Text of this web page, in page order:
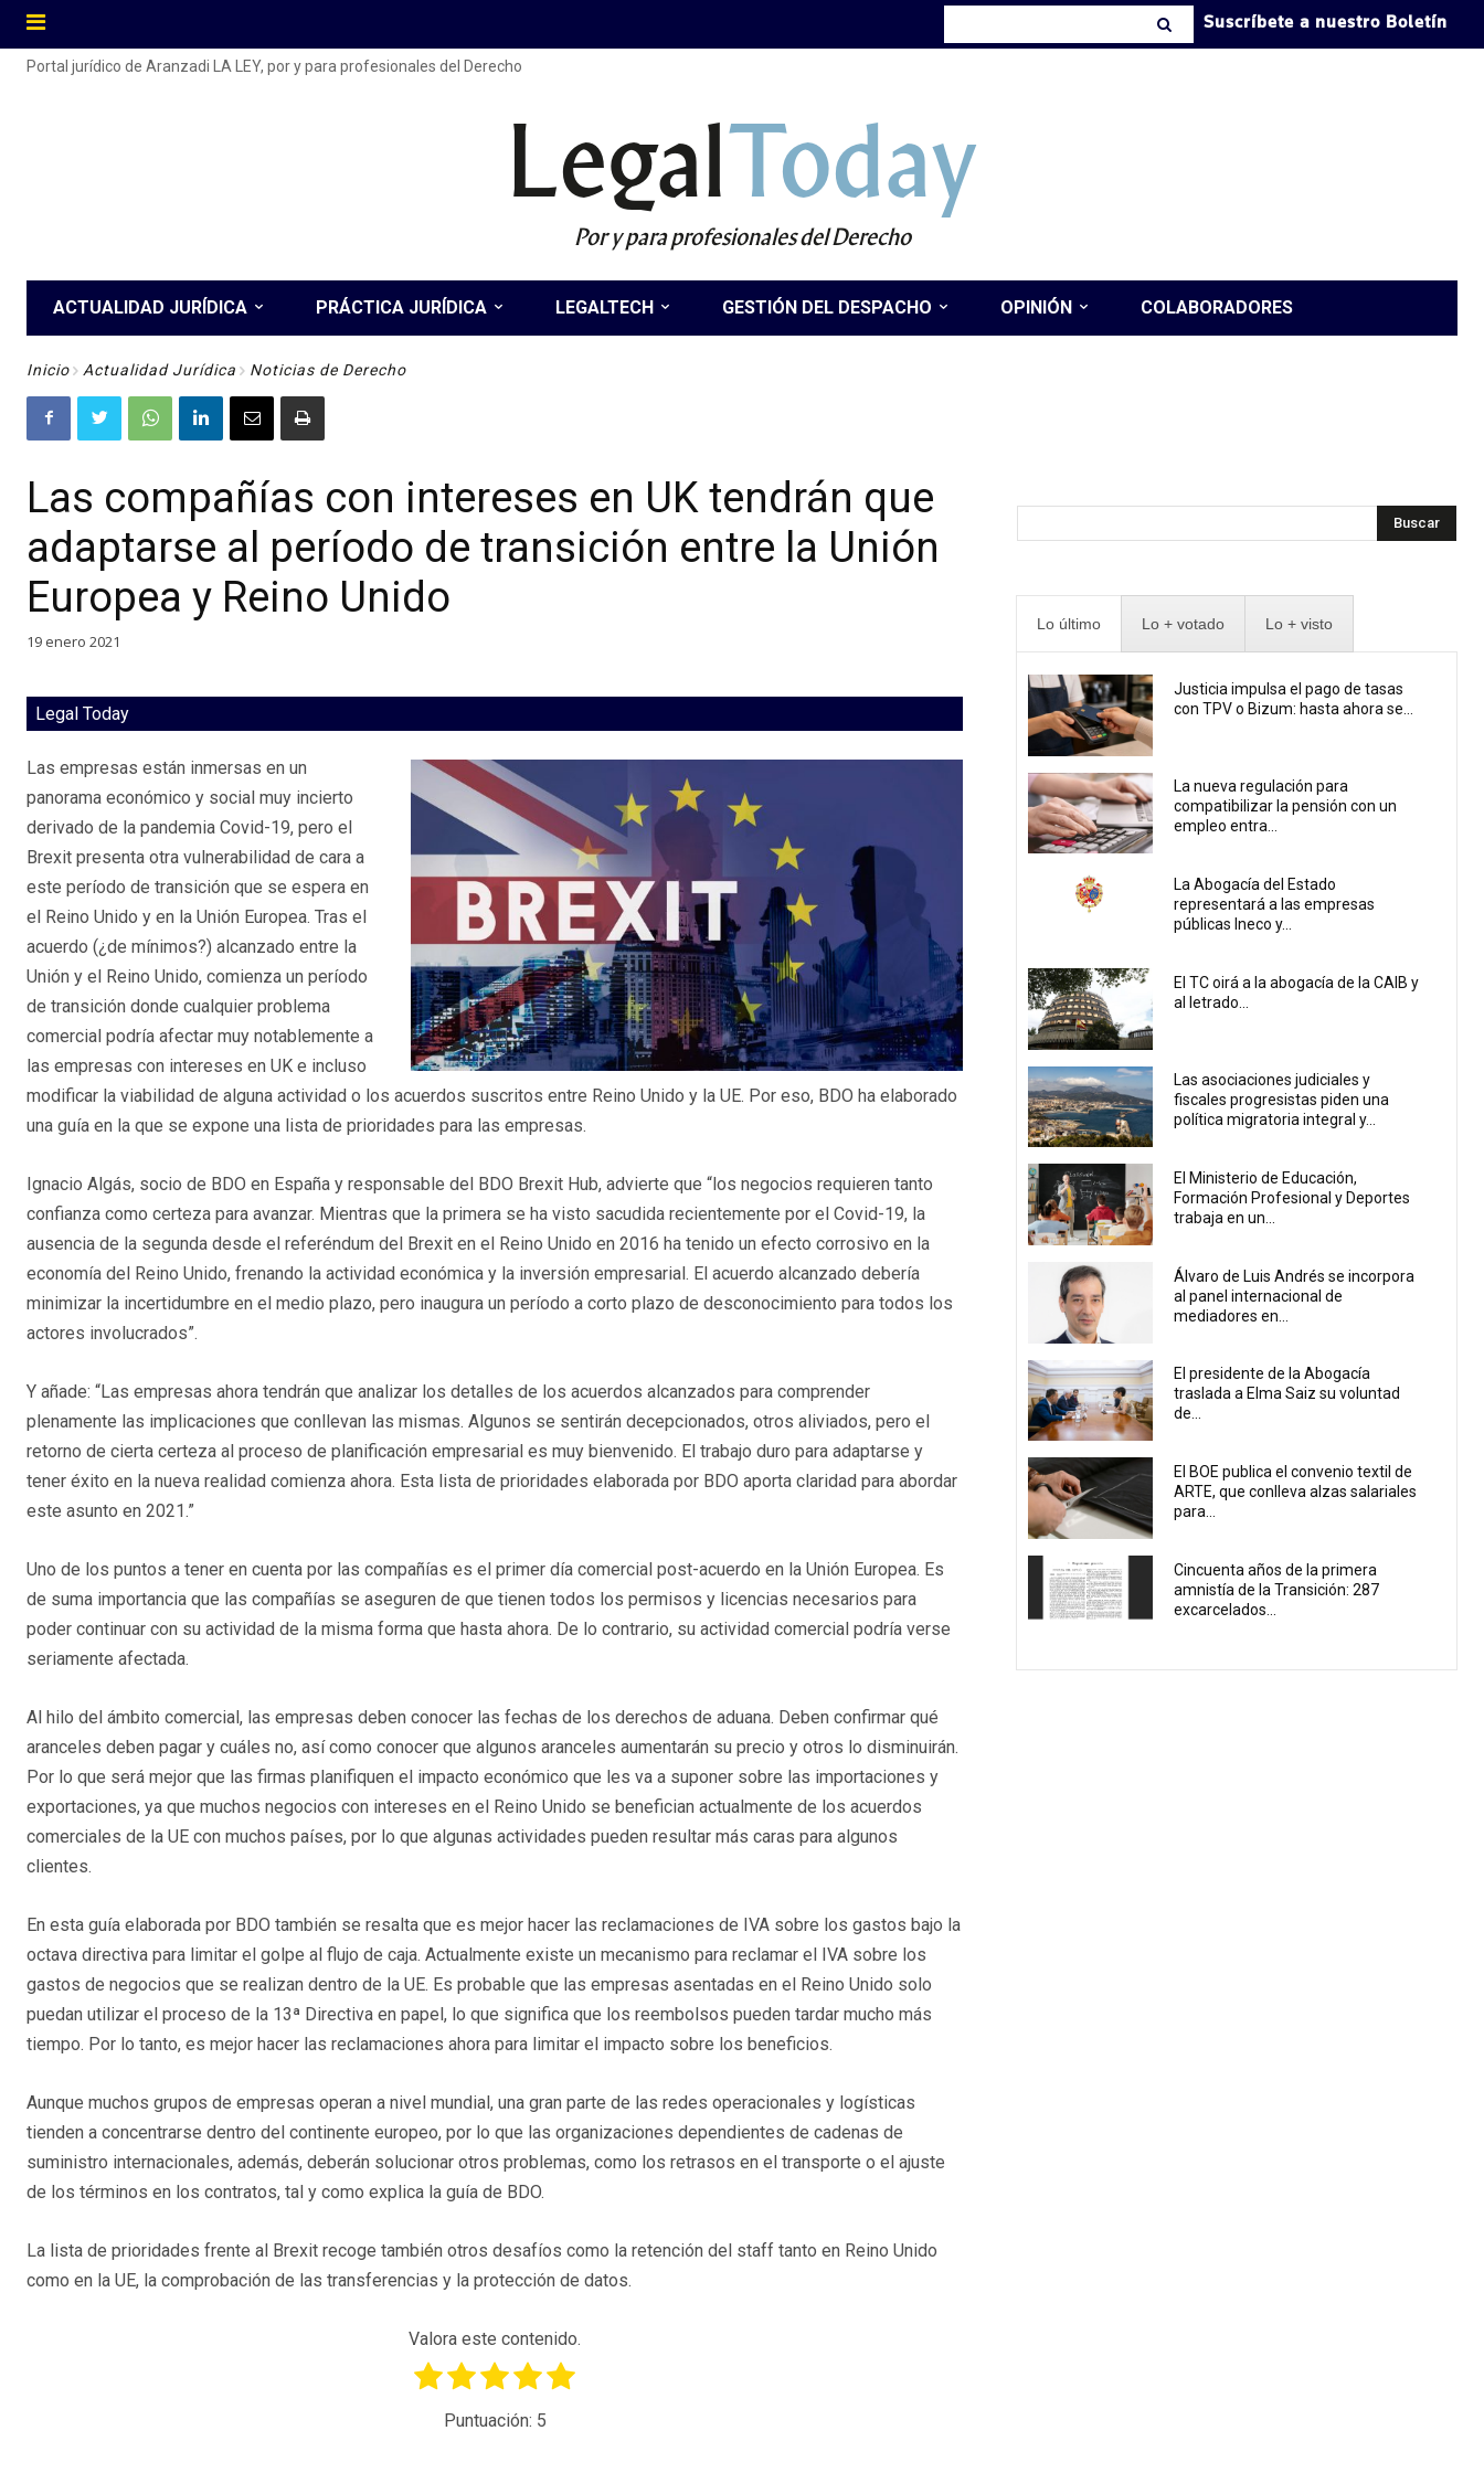
Suscríbete a nuestro Boletín
Portal jurídico de Aranzadi LA LEY, por y para profesionales del Derecho
LegalToday
Por y para profesionales del Derecho
ACTUALIDAD JURÍDICA PRÁCTICA JURÍDICA LEGALTECH GESTIÓN DEL DESPACHO OPINIÓN COLABORADORES
Inicio Actualidad Jurídica Noticias de Derecho
Las compañías con intereses en UK tendrán que
adaptarse al período de transición entre la Unión
Europea y Reino Unido
19 enero 2021
Legal Today
Las empresas están inmersas en un
panorama económico y social muy incierto
derivado de la pandemia Covid-19, pero el
Brexit presenta otra vulnerabilidad de cara a
este período de transición que se espera en
el Reino Unido y en la Unión Europea. Tras el
acuerdo (¿de mínimos?) alcanzado entre la
Unión y el Reino Unido, comienza un período
de transición donde cualquier problema
comercial podría afectar muy notablemente a
las empresas con intereses en UK e incluso
modificar la viabilidad de alguna actividad o los acuerdos suscritos entre Reino Unido y la UE. Por eso, BDO ha elaborado
una guía en la que se expone una lista de prioridades para las empresas.
Ignacio Algás, socio de BDO en España y responsable del BDO Brexit Hub, advierte que “los negocios requieren tanto
confianza como certeza para avanzar. Mientras que la primera se ha visto sacudida recientemente por el Covid-19, la
ausencia de la segunda desde el referéndum del Brexit en el Reino Unido en 2016 ha tenido un efecto corrosivo en la
economía del Reino Unido, frenando la actividad económica y la inversión empresarial. El acuerdo alcanzado debería
minimizar la incertidumbre en el medio plazo, pero inaugura un período a corto plazo de desconocimiento para todos los
actores involucrados”.
Y añade: “Las empresas ahora tendrán que analizar los detalles de los acuerdos alcanzados para comprender
plenamente las implicaciones que conllevan las mismas. Algunos se sentirán decepcionados, otros aliviados, pero el
retorno de cierta certeza al proceso de planificación empresarial es muy bienvenido. El trabajo duro para adaptarse y
tener éxito en la nueva realidad comienza ahora. Esta lista de prioridades elaborada por BDO aporta claridad para abordar
este asunto en 2021.”
Uno de los puntos a tener en cuenta por las compañías es el primer día comercial post-acuerdo en la Unión Europea. Es
de suma importancia que las compañías se aseguren de que tienen todos los permisos y licencias necesarios para
poder continuar con su actividad de la misma forma que hasta ahora. De lo contrario, su actividad comercial podría verse
seriamente afectada.
Al hilo del ámbito comercial, las empresas deben conocer las fechas de los derechos de aduana. Deben confirmar qué
aranceles deben pagar y cuáles no, así como conocer que algunos aranceles aumentarán su precio y otros lo disminuirán.
Por lo que será mejor que las firmas planifiquen el impacto económico que les va a suponer sobre las importaciones y
exportaciones, ya que muchos negocios con intereses en el Reino Unido se benefician actualmente de los acuerdos
comerciales de la UE con muchos países, por lo que algunas actividades pueden resultar más caras para algunos
clientes.
En esta guía elaborada por BDO también se resalta que es mejor hacer las reclamaciones de IVA sobre los gastos bajo la
octava directiva para limitar el golpe al flujo de caja. Actualmente existe un mecanismo para reclamar el IVA sobre los
gastos de negocios que se realizan dentro de la UE. Es probable que las empresas asentadas en el Reino Unido solo
puedan utilizar el proceso de la 13ª Directiva en papel, lo que significa que los reembolsos pueden tardar mucho más
tiempo. Por lo tanto, es mejor hacer las reclamaciones ahora para limitar el impacto sobre los beneficios.
Aunque muchos grupos de empresas operan a nivel mundial, una gran parte de las redes operacionales y logísticas
tienden a concentrarse dentro del continente europeo, por lo que las organizaciones dependientes de cadenas de
suministro internacionales, además, deberán solucionar otros problemas, como los retrasos en el transporte o el ajuste
de los términos en los contratos, tal y como explica la guía de BDO.
La lista de prioridades frente al Brexit recoge también otros desafíos como la retención del staff tanto en Reino Unido
como en la UE, la comprobación de las transferencias y la protección de datos.
Valora este contenido.
Puntuación: 5
Buscar
Lo último Lo + votado Lo + visto
Justicia impulsa el pago de tasas
con TPV o Bizum: hasta ahora se...
La nueva regulación para
compatibilizar la pensión con un
empleo entra...
La Abogacía del Estado
representará a las empresas
públicas Ineco y...
El TC oirá a la abogacía de la CAIB y
al letrado...
Las asociaciones judiciales y
fiscales progresistas piden una
política migratoria integral y...
El Ministerio de Educación,
Formación Profesional y Deportes
trabaja en un...
Álvaro de Luis Andrés se incorpora
al panel internacional de
mediadores en...
El presidente de la Abogacía
traslada a Elma Saiz su voluntad
de...
El BOE publica el convenio textil de
ARTE, que conlleva alzas salariales
para...
Cincuenta años de la primera
amnistía de la Transición: 287
excarcelados...